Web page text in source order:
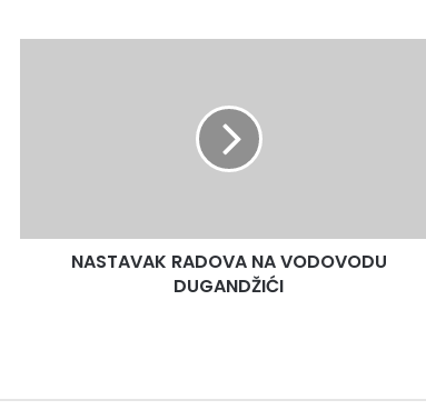
NASTAVAK RADOVA NA VODOVODU
DUGANDŽIĆI